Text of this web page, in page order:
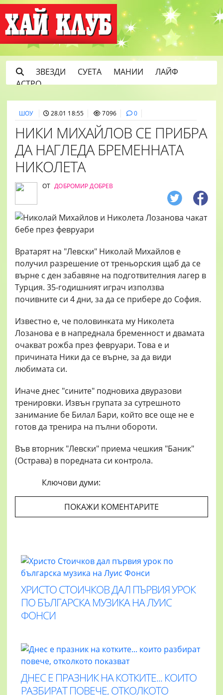
ЗВЕЗДИ СУЕТА МАНИИ
ЛАЙФ
АСТРО
ШОУ 28.01 18:55 7096 0
НИКИ МИХАЙЛОВ СЕ ПРИБРА
ДА НАГЛЕДА БРЕМЕННАТА
НИКОЛЕТА
ОТ ДОБРОМИР ДОБРЕВ
Вратарят на "Левски" Николай Михайлов е
получил разрешение от треньорския щаб да се
върне с ден забавяне на подготвителния лагер в
Турция. 35-годишният играч използва
почивните си 4 дни, за да се прибере до София.
Известно е, че половинката му Николета
Лозанова е в напреднала бременност и двамата
очакват рожба през февруари. Това е и
причината Ники да се върне, за да види
любимата си.
Иначе днес "сините" подновиха двуразови
тренировки. Извън групата за сутрешното
занимание бе Билал Бари, който все още не е
готов да тренира на пълни обороти.
Във вторник "Левски" приема чешкия "Баник"
(Острава) в поредната си контрола.
Ключови думи:
ПОКАЖИ КОМЕНТАРИТЕ
ХРИСТО СТОИЧКОВ ДАЛ ПЪРВИЯ УРОК
ПО БЪЛГАРСКА МУЗИКА НА ЛУИС
ФОНСИ
ДНЕС Е ПРАЗНИК НА КОТКИТЕ... КОИТО
РАЗБИРАТ ПОВЕЧЕ, ОТКОЛКОТО